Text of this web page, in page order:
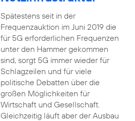
Spätestens seit in der
Frequenzauktion im Juni 2019 die
für 5G erforderlichen Frequenzen
unter den Hammer gekommen
sind, sorgt 5G immer wieder für
Schlagzeilen und für viele
politische Debatten über die
großen Möglichkeiten für
Wirtschaft und Gesellschaft.
Gleichzeitig läuft aber der Ausbau